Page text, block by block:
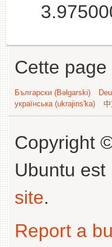
Cette
Български (Bəlgarski)
українська (ukrajins'ka)
Copyright
Ubuntu est
site.
Report a